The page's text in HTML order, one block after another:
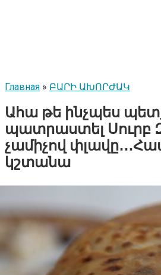
Главная » ԲԱՐԻ ԱԽՈՐԺԱԿ
Ահա թե ինչպես
պատրաստել Սուրբ
չամիչով
կշտանա